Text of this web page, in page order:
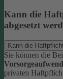
Kann die
abgesetzt
Kann die
Sie können die
privaten